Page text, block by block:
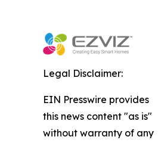
Legal Disclaimer:
EIN Presswire provides
this news content "as is"
without warranty of any